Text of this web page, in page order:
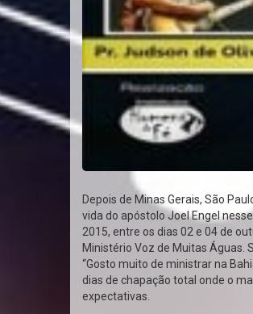
Depois de Minas Gerais, São
vida do apóstolo Joel Engel
2015, entre os dias 02 e 04 de
Ministério Voz de Muitas Águas.
“Gosto muito de ministrar na
dias de chapação total onde o
expectativas.